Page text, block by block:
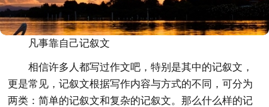
凡事靠自己记叙文
相信许多人都写过作文吧，特别是其中的记叙文，
更是常见，记叙文根据写作内容与方式的不同，可分为
两类：简单的记叙文和复杂的记叙文。那么什么样的记